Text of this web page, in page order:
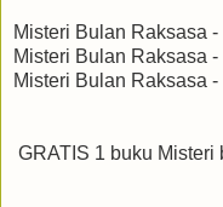
Misteri Bulan Raksasa
Misteri Bulan Raksasa
Misteri Bulan Raksasa
GRATIS 1 buku Misteri